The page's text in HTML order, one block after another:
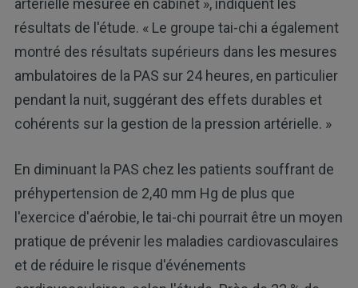
artérielle mesurée en cabinet », indiquent les
résultats de l'étude. « Le groupe tai-chi a également
montré des résultats supérieurs dans les mesures
ambulatoires de la PAS sur 24 heures, en particulier
pendant la nuit, suggérant des effets durables et
cohérents sur la gestion de la pression artérielle. »
En diminuant la PAS chez les patients souffrant de
préhypertension de 2,40 mm Hg de plus que
l'exercice d'aérobie, le tai-chi pourrait être un moyen
pratique de prévenir les maladies cardiovasculaires
et de réduire le risque d'événements